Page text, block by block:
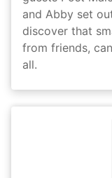
and Abby set
discover that
from friends,
all.